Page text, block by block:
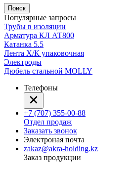
Поиск
Популярные запросы
Трубы в изоляции
Арматура КЛ АТ800
Катанка 5.5
Лента Х/К упаковочная
Электроды
Дюбель стальной MOLLY
Телефоны
+7 (707) 355-00-88
Отдел продаж
Заказать звонок
Электроная почта
zakaz@akra-holding.kz
Заказ продукции